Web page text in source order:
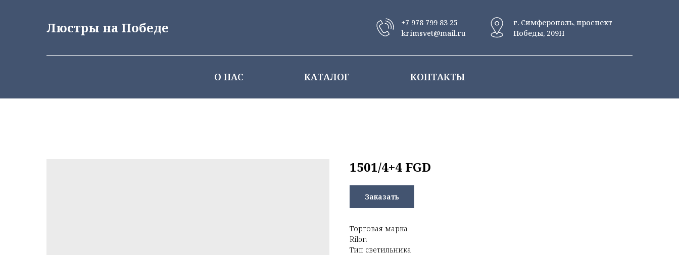
Люстры на Победе
+7 978 799 83 25
krimsvet@mail.ru
г. Симферополь, проспект
Победы, 209Н
О НАС КАТАЛОГ КОНТАКТЫ
1501/4+4 FGD
Заказать
Торговая марка
Rilon
Тип светильника